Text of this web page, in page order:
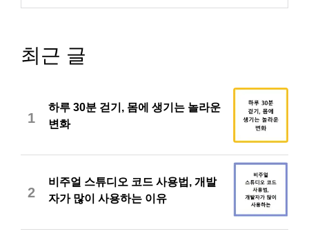
최근 글
1
하루 30분 걷기, 몸에 생기는 놀라운
변화
2
비주얼 스튜디오 코드 사용법, 개발
자가 많이 사용하는 이유